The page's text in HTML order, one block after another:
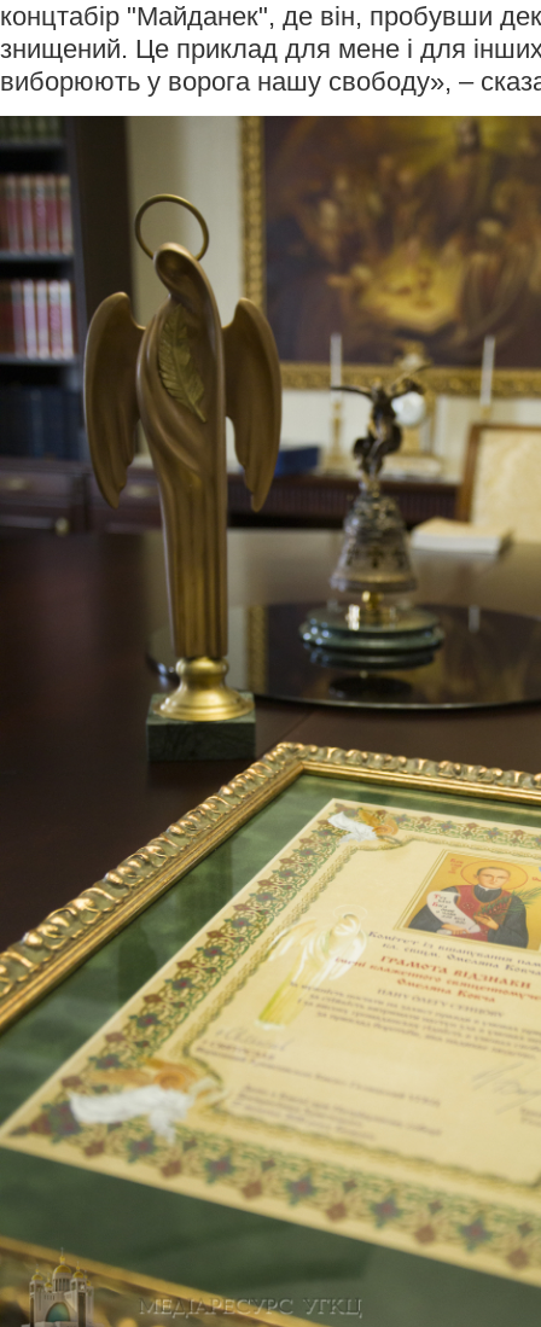
концтабір "Майданек", де він, пробувши
знищений. Це приклад для мене і для
виборюють у ворога нашу свободу», –